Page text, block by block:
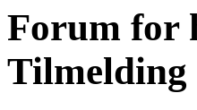
Forum for
Tilmelding